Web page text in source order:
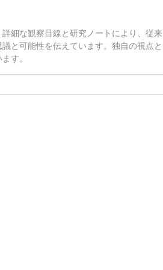
細な観察目線と研究ノートにより、従来
と可能性を伝えています。独自の視点と
す。